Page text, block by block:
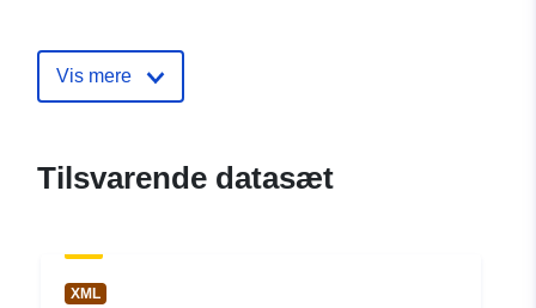
Vis mere
Tilsvarende datasæt
XML